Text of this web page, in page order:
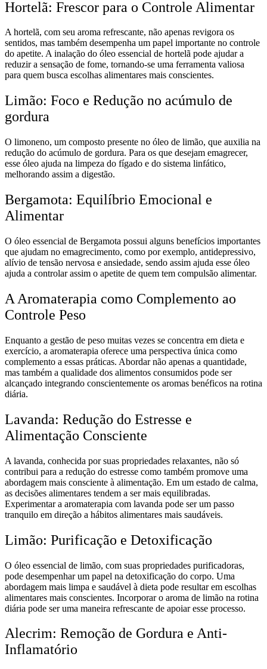
Hortelã: Frescor para o Controle Alimentar
A hortelã, com seu aroma refrescante, não apenas revigora os
sentidos, mas também desempenha um papel importante no controle
do apetite. A inalação do óleo essencial de hortelã pode ajudar a
reduzir a sensação de fome, tornando-se uma ferramenta valiosa
para quem busca escolhas alimentares mais conscientes.
Limão: Foco e Redução no acúmulo de
gordura
O limoneno, um composto presente no óleo de limão, que auxilia na
redução do acúmulo de gordura. Para os que desejam emagrecer,
esse óleo ajuda na limpeza do fígado e do sistema linfático,
melhorando assim a digestão.
Bergamota: Equilíbrio Emocional e
Alimentar
O óleo essencial de Bergamota possui alguns benefícios importantes
que ajudam no emagrecimento, como por exemplo, antidepressivo,
alívio de tensão nervosa e ansiedade, sendo assim ajuda esse óleo
ajuda a controlar assim o apetite de quem tem compulsão alimentar.
A Aromaterapia como Complemento ao
Controle Peso
Enquanto a gestão de peso muitas vezes se concentra em dieta e
exercício, a aromaterapia oferece uma perspectiva única como
complemento a essas práticas. Abordar não apenas a quantidade,
mas também a qualidade dos alimentos consumidos pode ser
alcançado integrando conscientemente os aromas benéficos na rotina
diária.
Lavanda: Redução do Estresse e
Alimentação Consciente
A lavanda, conhecida por suas propriedades relaxantes, não só
contribui para a redução do estresse como também promove uma
abordagem mais consciente à alimentação. Em um estado de calma,
as decisões alimentares tendem a ser mais equilibradas.
Experimentar a aromaterapia com lavanda pode ser um passo
tranquilo em direção a hábitos alimentares mais saudáveis.
Limão: Purificação e Detoxificação
O óleo essencial de limão, com suas propriedades purificadoras,
pode desempenhar um papel na detoxificação do corpo. Uma
abordagem mais limpa e saudável à dieta pode resultar em escolhas
alimentares mais conscientes. Incorporar o aroma de limão na rotina
diária pode ser uma maneira refrescante de apoiar esse processo.
Alecrim: Remoção de Gordura e Anti-
Inflamatório